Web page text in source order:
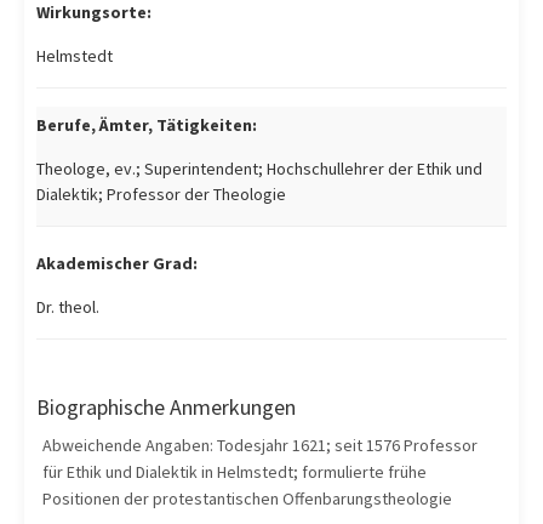
Wirkungsorte:
Helmstedt
Berufe, Ämter, Tätigkeiten:
Theologe, ev.; Superintendent; Hochschullehrer der Ethik und
Dialektik; Professor der Theologie
Akademischer Grad:
Dr. theol.
Biographische Anmerkungen
Abweichende Angaben: Todesjahr 1621; seit 1576 Professor
für Ethik und Dialektik in Helmstedt; formulierte frühe
Positionen der protestantischen Offenbarungstheologie